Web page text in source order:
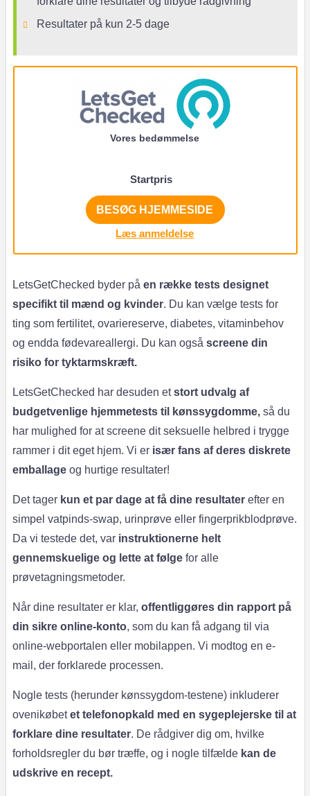
Resultater på kun 2-5 dage
Startpris
Vores bedømmelse
BESØG HJEMMESIDE
Læs anmeldelse
LetsGetChecked byder påen række tests designet
specifikt til mænd og kvinder. Du kan vælge tests for
ting som fertilitet, ovariereserve, diabetes, vitaminbehov
og endda fødevareallergi. Du kan ogsåscreene din
risiko for tyktarmskræft.
LetsGetChecked har desuden etstort udvalg af
budgetvenlige hjemmetests til kønssygdomme, så du
har mulighed for at screene dit seksuelle helbred i trygge
rammer i dit eget hjem. Vi er især fans af deres diskrete
emballage og hurtige resultater!
Det tager kun et par dage at få dine resultater efter en
simpel vatpinds-swap, urinprøve eller fingerprikblodprøve.
Da vi testede det, var instruktionerne helt
gennemskuelige og lette at følgefor alle
prøvetagningsmetoder.
Når dine resultater er klar,offentliggøres din rapport på
din sikre online-konto, som du kan få adgang til via
online-webportalen eller mobilappen. Vi modtog en e-
mail, der forklarede processen.
Nogle tests (herunder kønssygdom-testene) inkluderer
ovenikøbetet telefonopkald med en sygeplejerske til at
forklare dine resultater. De rådgiver dig om, hvilke
forholdsregler du bør træffe, og i nogle tilfælde kan de
udskrive en recept.